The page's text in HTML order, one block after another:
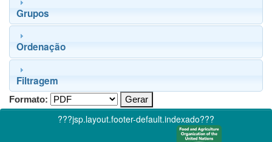
Grupos
Ordenação
Filtragem
Formato:
???jsp.layout.footer-default.indexado???